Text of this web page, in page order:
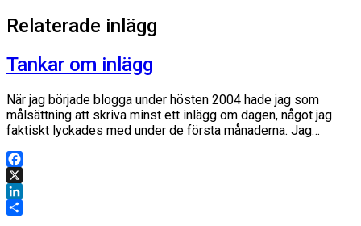
Relaterade inlägg
Tankar om inlägg
När jag började blogga under hösten 2004 hade jag som
målsättning att skriva minst ett inlägg om dagen, något jag
faktiskt lyckades med under de första månaderna. Jag…
Facebook
X
LinkedIn